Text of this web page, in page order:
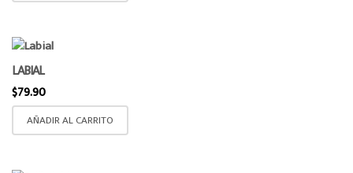
LABIAL
$79.90
AÑADIR AL CARRITO